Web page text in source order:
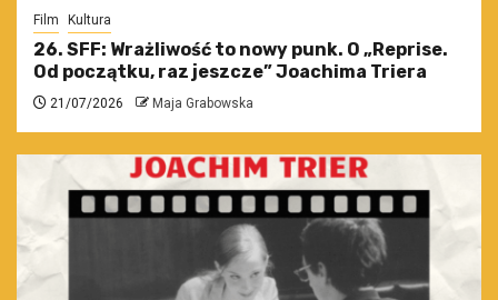
Film Kultura
26. SFF: Wrażliwość to nowy punk. O „Reprise.
Od początku, raz jeszcze” Joachima Triera
21/07/2026 Maja Grabowska